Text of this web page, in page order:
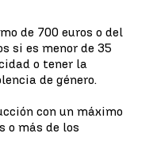
de 700 euros o del
si es menor de 35
o tener la
de género.
con un máximo
o más de los